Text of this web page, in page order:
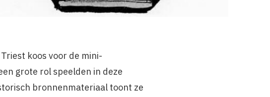
koos voor de mini-
grote rol speelden in deze
bronnenmateriaal toont ze